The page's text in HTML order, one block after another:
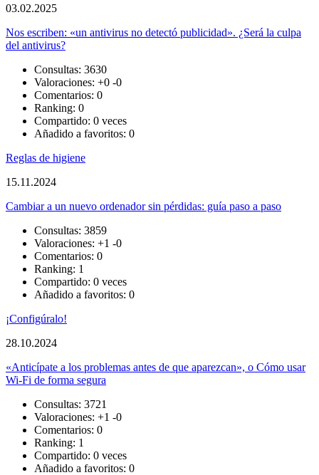
03.02.2025
Nos escriben: «un antivirus no detectó publicidad». ¿Será la culpa
del antivirus?
Consultas: 3630
Valoraciones: +0 -0
Comentarios: 0
Ranking: 0
Compartido: 0 veces
Añadido a favoritos: 0
Reglas de higiene
15.11.2024
Cambiar a un nuevo ordenador sin pérdidas: guía paso a paso
Consultas: 3859
Valoraciones: +1 -0
Comentarios: 0
Ranking: 1
Compartido: 0 veces
Añadido a favoritos: 0
¡Configúralo!
28.10.2024
«Anticípate a los problemas antes de que aparezcan», o Cómo usar
Wi-Fi de forma segura
Consultas: 3721
Valoraciones: +1 -0
Comentarios: 0
Ranking: 1
Compartido: 0 veces
Añadido a favoritos: 0